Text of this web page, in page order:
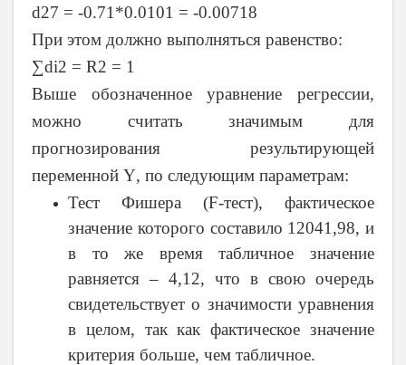
d27 = -0.71*0.0101 = -0.00718
При этом должно выполняться равенство:
∑di2 = R2 = 1
Выше обозначенное уравнение регрессии,
можно считать значимым для
прогнозирования результирующей
переменной Y, по следующим параметрам:
Тест Фишера (F-тест), фактическое
значение которого составило 12041,98, и
в то же время табличное значение
равняется – 4,12, что в свою очередь
свидетельствует о значимости уравнения
в целом, так как фактическое значение
критерия больше, чем табличное.